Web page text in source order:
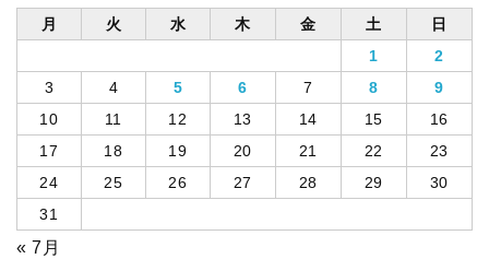
月 火 水 木 金 土
日
1
2
3
4 5 6 7 8
9
10
11 12 13 14 15
16
17
18 19 20 21 22
23
24
25 26 27 28 29
30
31
« 7月